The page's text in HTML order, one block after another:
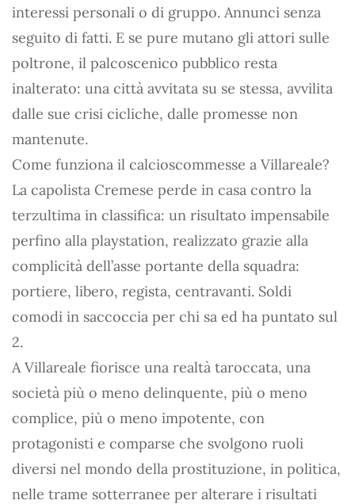
interessi personali o di gruppo. Annunci senza
seguito di fatti. E se pure mutano gli attori sulle
poltrone, il palcoscenico pubblico resta
inalterato: una città avvitata su se stessa, avvilita
dalle sue crisi cicliche, dalle promesse non
mantenute.
Come funziona il calcioscommesse a Villareale?
La capolista Cremese perde in casa contro la
terzultima in classifica: un risultato impensabile
perfino alla playstation, realizzato grazie alla
complicità dell’asse portante della squadra:
portiere, libero, regista, centravanti. Soldi
comodi in saccoccia per chi sa ed ha puntato sul
2.
A Villareale fiorisce una realtà taroccata, una
società più o meno delinquente, più o meno
complice, più o meno impotente, con
protagonisti e comparse che svolgono ruoli
diversi nel mondo della prostituzione, in politica,
nelle trame sotterranee per alterare i risultati